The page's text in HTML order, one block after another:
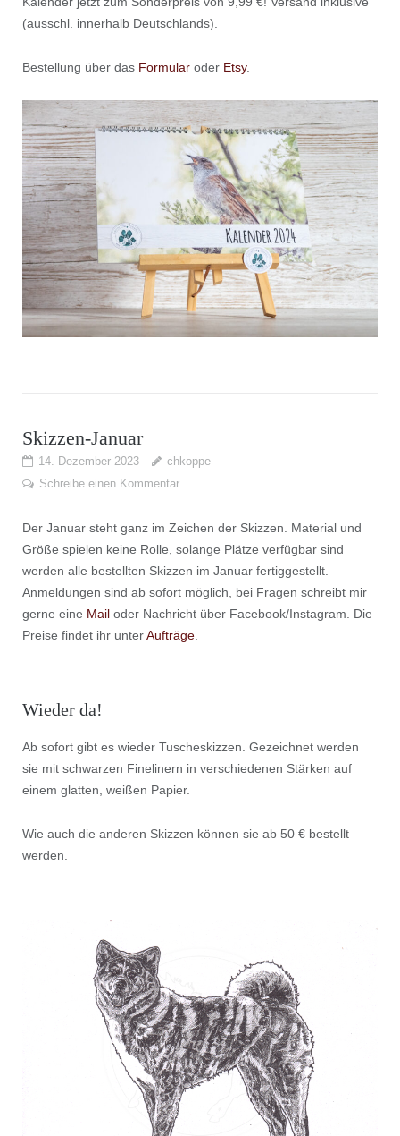
(ausschl. innerhalb Deutschlands).
Bestellung über das Formularoder Etsy.
Skizzen-Januar
14. Dezember 2023
chkoppe
Schreibe einen Kommentar
Der Januar steht ganz im Zeichen der Skizzen. Material und
Größe spielen keine Rolle, solange Plätze verfügbar sind
werden alle bestellten Skizzen im Januar fertiggestellt.
Anmeldungen sind ab sofort möglich, bei Fragen schreibt mir
gerne eine Mailoder Nachricht über Facebook/Instagram. Die
Preise findet ihr unterAufträge.
Wieder da!
Ab sofort gibt es wieder Tuscheskizzen. Gezeichnet werden
sie mit schwarzen Finelinern in verschiedenen Stärken auf
einem glatten, weißen Papier.
Wie auch die anderen Skizzen können sie ab 50 € bestellt
werden.